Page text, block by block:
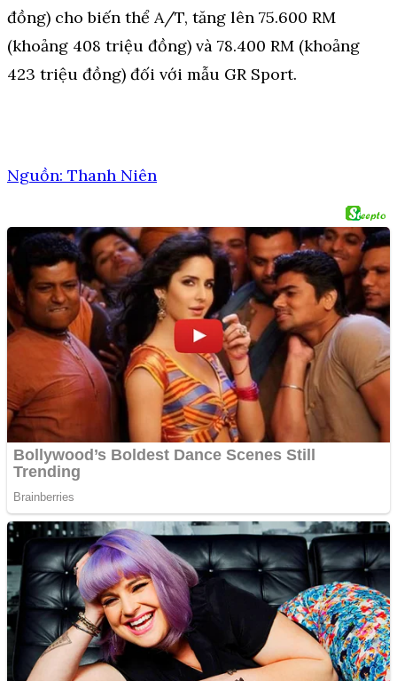
đồng) cho biến thể A/T, tăng lên 75.600 RM
(khoảng 408 triệu đồng) và 78.400 RM (khoảng
423 triệu đồng) đối với mẫu GR Sport.
Nguồn: Thanh Niên